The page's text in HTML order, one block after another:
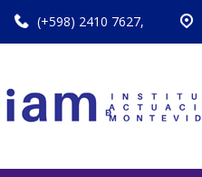
(+598) 2410 7627,